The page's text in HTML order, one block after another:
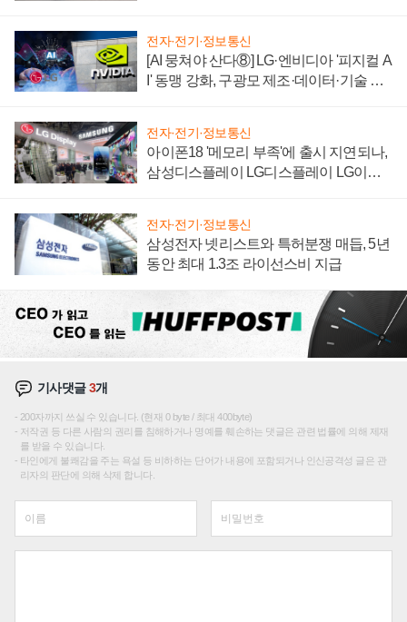
전자·전기·정보통신
[AI 뭉쳐야 산다⑧] LG·엔비디아 '피지컬 A
I' 동맹 강화, 구광모 제조·데이터·기술 결
전자·전기·정보통신
아이폰18 '메모리 부족'에 출시 지연되나,
삼성디스플레이 LG디스플레이 LG이노
전자·전기·정보통신
삼성전자 넷리스트와 특허분쟁 매듭, 5년
동안 최대 1.3조 라이선스비 지급
기사댓글3개
200자까지 쓰실 수 있습니다. (현재 0 byte / 최대 400byte)
저작권 등 다른 사람의 권리를 침해하거나 명예를 훼손하는 댓글은 관련 법률에 의해 제재
를 받을 수 있습니다.
타인에게 불쾌감을 주는 욕설 등 비하하는 단어가 내용에 포함되거나 인신공격성 글은 관
리자의 판단에 의해 삭제 합니다.